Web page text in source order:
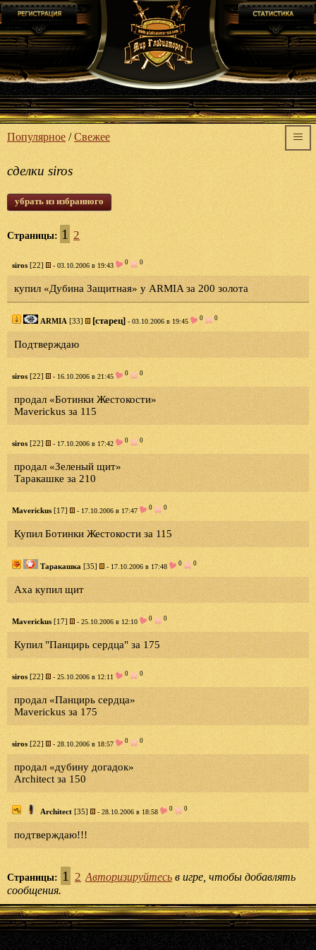
Популярное /Свежее
сделки siros
убрать из избранного
Страницы: 1 2
siros [22] - 03.10.2006 в 19:43 0 0
купил «Дубина Защитная» у ARMIA за 200 золота
ARMIA [33] [старец] - 03.10.2006 в 19:45 0 0
Подтверждаю
siros [22] - 16.10.2006 в 21:45 0 0
продал «Ботинки Жестокости»
Maverickus за 115
siros [22] - 17.10.2006 в 17:42 0 0
продал «Зеленый щит»
Таракашке за 210
Maverickus [17] - 17.10.2006 в 17:47 0 0
Купил Ботинки Жестокости за 115
Таракашка [35] - 17.10.2006 в 17:48 0 0
Аха купил щит
Maverickus [17] - 25.10.2006 в 12:10 0 0
Купил "Панцирь сердца" за 175
siros [22] - 25.10.2006 в 12:11 0 0
продал «Панцирь сердца»
Maverickus за 175
siros [22] - 28.10.2006 в 18:57 0 0
продал «дубину догадок»
Architect за 150
Architect [35] - 28.10.2006 в 18:58 0 0
подтверждаю!!!
Страницы: 1 2 Авторизируйтесь в игре, чтобы добавлять
сообщения.